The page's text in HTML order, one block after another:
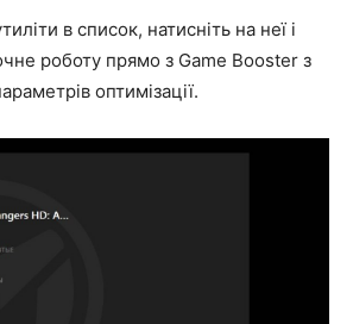
в список, натисніть на неї і
роботу прямо з Game Booster з
оптимізації.